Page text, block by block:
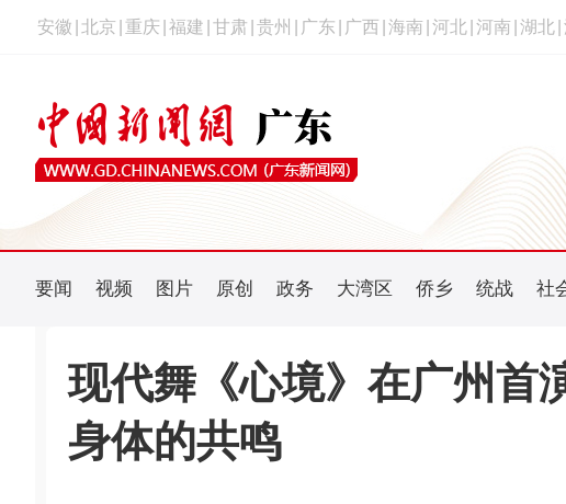
安徽 北京 重庆 福建 甘肃 贵州 广东 广西 海南 河北 河南 湖北
要闻 视频 图片 原创 政务 大湾区 侨乡 统战 社
现代舞《心境》在广州首
身体的共鸣